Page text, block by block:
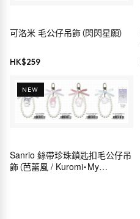
可洛米 毛公仔吊飾（閃閃星願）
HK$259
NEW
Sanrio 絲帶珍珠鎖匙扣毛公仔吊
飾（芭蕾風 / Kuromi・My